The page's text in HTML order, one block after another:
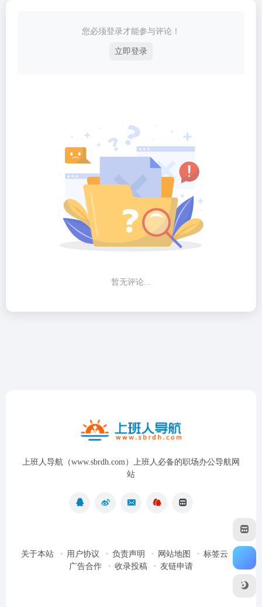
您必须登录才能参与评论！
立即登录
暂无评论...
上班人导航（www.sbrdh.com）上班人必备的职场办公导航网
站
关于本站 用户协议 负责声明 网站地图
标签云
广告合作
收录投稿 友链申请